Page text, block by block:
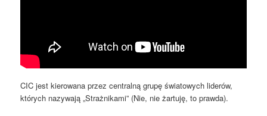
CIC jest kierowana przez centralną grupę światowych liderów,
których nazywają „Strażnikami” (Nie, nie żartuję, to prawda).